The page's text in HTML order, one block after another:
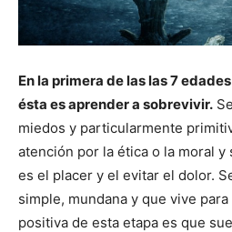
En la primera de las las 7
ésta es aprender a sobrevivir.
miedos y particularmente
atención por la ética o la moral
es el placer y el evitar el dolor.
simple, mundana y que vive
positiva de esta etapa es que